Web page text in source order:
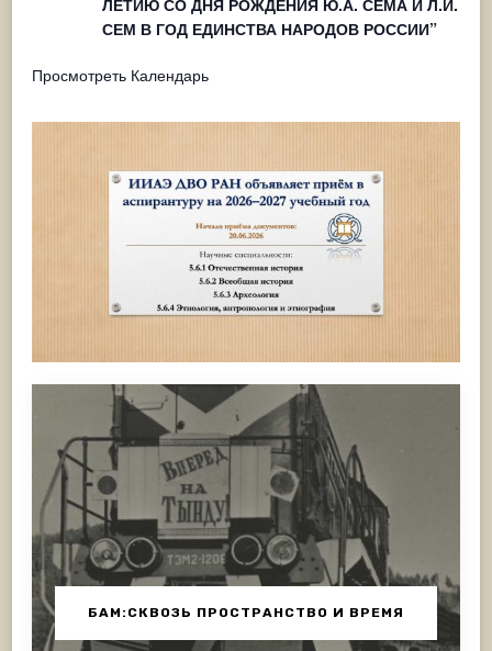
СЕМ В ГОД ЕДИНСТВА НАРОДОВ РОССИИ”
Просмотреть Календарь
БАМ:СКВОЗЬ ПРОСТРАНСТВО И ВРЕМЯ